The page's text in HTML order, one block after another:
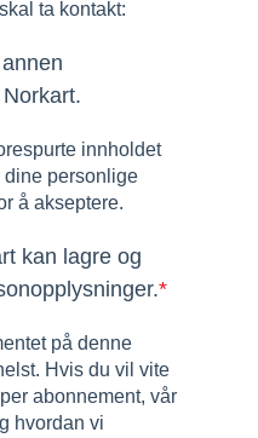
ta kontakt:
innholdet
dine personlige
å akseptere.
kan lagre og
*
på denne
Hvis du vil vite
abonnement, vår
hvordan vi